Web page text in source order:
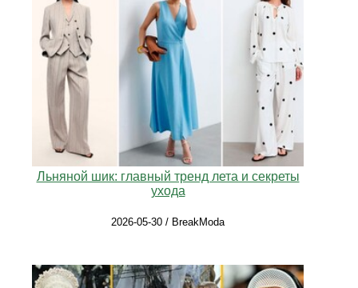
Льняной шик: главный тренд лета и секреты
ухода
2026-05-30 / BreakModa